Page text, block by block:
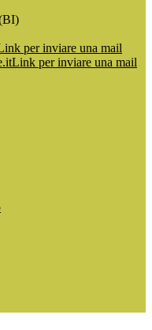
per inviare una mail
Link per inviare una mail